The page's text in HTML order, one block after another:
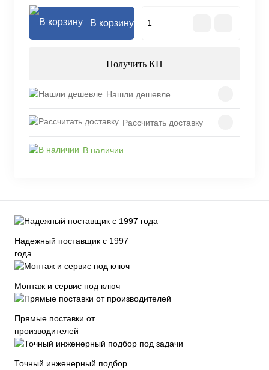
В корзину
Получить КП
Нашли дешевле
Рассчитать доставку
В наличии
Надежный поставщик с 1997
года
Монтаж и сервис под ключ
Прямые поставки от
производителей
Точный инженерный подбор